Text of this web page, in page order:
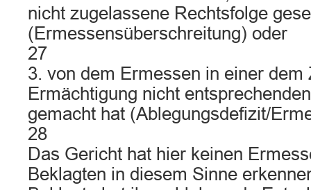
nicht zugelassene Rechtsfolge
(Ermessensüberschreitung) oder
27
3. von dem Ermessen in einer dem
Ermächtigung nicht
gemacht hat (Ablegungsdefizit/
28
Das Gericht hat hier keinen
Beklagten in diesem Sinne